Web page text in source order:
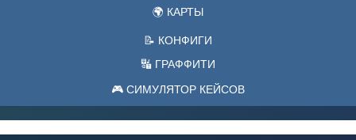
🌍 КАРТЫ
📝 КОНФИГИ
🔣 ГРАФФИТИ
🎮 СИМУЛЯТОР КЕЙСОВ